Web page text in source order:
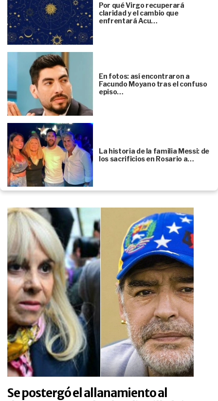
Por qué Virgo recuperará
claridad y el cambio que
enfrentará Acu…
En fotos: así encontraron a
Facundo Moyano tras el confuso
episo…
La historia de la familia Messi: de
los sacrificios en Rosario a…
Se postergó el allanamiento al